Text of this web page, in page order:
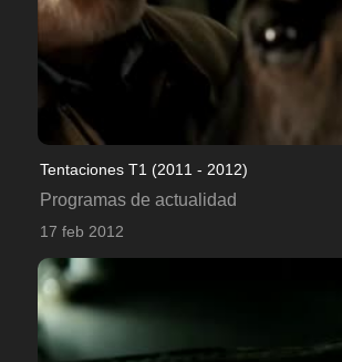
Tentaciones T1 (2011 - 2012)
Programas de actualidad
17 feb 2012